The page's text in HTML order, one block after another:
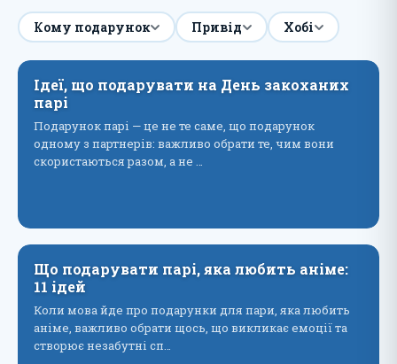
Кому подарунок Привід Хобі
Ідеї, що подарувати на День закоханих
парі
Подарунок парі — це не те саме, що подарунок
одному з партнерів: важливо обрати те, чим вони
скористаються разом, а не …
Що подарувати парі, яка любить аніме:
11 ідей
Коли мова йде про подарунки для пари, яка любить
аніме, важливо обрати щось, що викликає емоції та
створює незабутні сп…